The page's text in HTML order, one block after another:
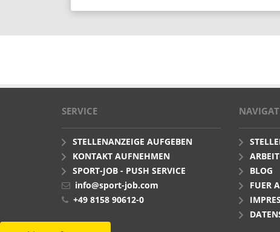
SERVICE
STELLENANZEIGE AUFGEBEN
KONTAKT AUFNEHMEN
SPORT-JOB - PUSH SERVICE
info@sport-job.com
+49 8158 90612-0
BLOG
FUER